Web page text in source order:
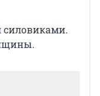
силовиками.